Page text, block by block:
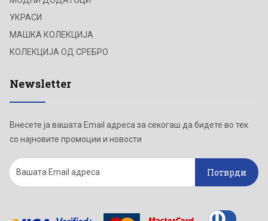
УКРАСИ
МАШКА КОЛЕКЦИЈА
КОЛЕКЦИЈА ОД СРЕБРО
Newsletter
Внесете ја вашата Email адреса за секогаш да бидете во тек
со најновите промоции и новости
Потврди